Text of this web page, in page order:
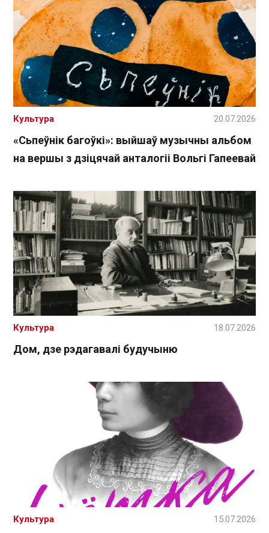
«Сьпеўнік багоўкі»: выйшаў музычны альбом
на вершы з дзіцячай анталогіі Вольгі Гапеевай
Культура 20.07.2026
Дом, дзе рэдагавалі будучыню
Культура 18.07.2026
Культура 15.07.2026